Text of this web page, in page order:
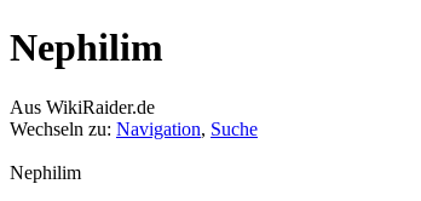
Nephilim
Aus WikiRaider.de
Wechseln zu: Navigation, Suche
Nephilim